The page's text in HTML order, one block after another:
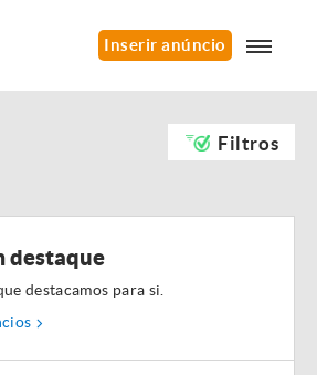
Inserir anúncio
Filtros
destaque
destacamos para si.